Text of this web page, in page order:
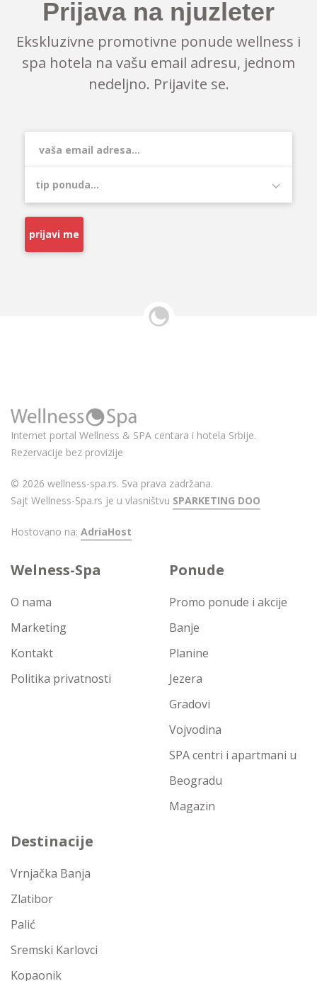
Prijava na njuzleter
Ekskluzivne promotivne ponude wellness i
spa hotela na vašu email adresu, jednom
nedeljno. Prijavite se.
prijavi me
Internet portal Wellness & SPA centara i hotela Srbije.
Rezervacije bez provizije
© 2026 wellness-spa.rs. Sva prava zadržana.
Sajt Wellness-Spa.rs je u vlasništvu SPARKETING DOO
Hostovano na: AdriaHost
Welness-Spa
O nama
Marketing
Kontakt
Politika privatnosti
Ponude
Promo ponude i akcije
Banje
Planine
Jezera
Gradovi
Vojvodina
SPA centri i apartmani u
Beogradu
Magazin
Destinacije
Vrnjačka Banja
Zlatibor
Palić
Sremski Karlovci
Kopaonik